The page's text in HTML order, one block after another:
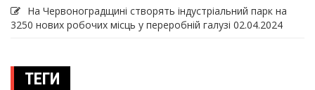
На Червоноградщині створять індустріальний парк на
3250 нових робочих місць у переробній галузі 02.04.2024
ТЕГИ